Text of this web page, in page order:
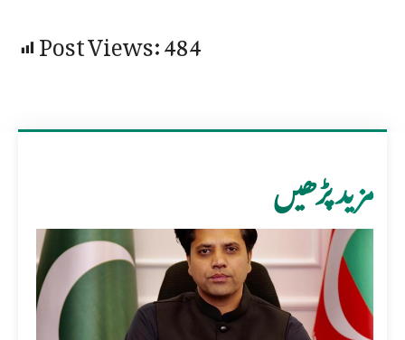
Post Views:484
مزید پڑھیں